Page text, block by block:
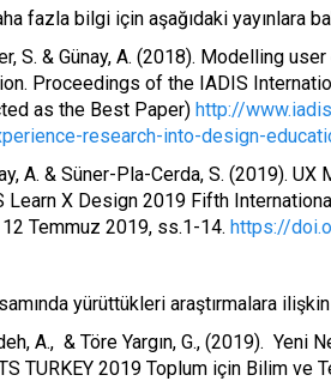
fazla bilgi için aşağıdaki yayınlara
S. & Günay, A. (2018). Modelling
Proceedings of the IADIS
as the Best Paper) http://
research-into-design-
A. & Süner-Pla-Cerda, S. (2019).
Learn X Design 2019 Fifth
Temmuz 2019, ss.1-14. https://
yürüttükleri araştırmalara
A., & Töre Yargın, G., (2019). Yeni
TURKEY 2019 Toplum için Bilim ve